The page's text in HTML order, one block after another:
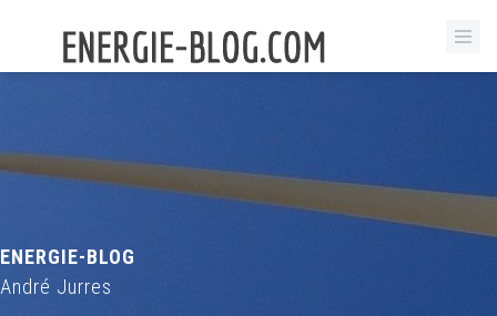
ENERGIE-BLOG
André Jurres